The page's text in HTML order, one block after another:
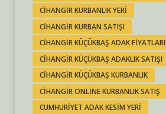
CIHANGIR KURBANLIK YERI
CIHANGIR KURBAN SATIŞI
CIHANGIR KÜÇÜKBAŞ ADAK FIYATLARI
CIHANGIR KÜÇÜKBAŞ ADAKLIK SATIŞI
CIHANGIR KÜÇÜKBAŞ KURBANLIK
CIHANGIR ONLINE KURBANLIK SATIŞ
CUMHURIYET ADAK KESIM YERI